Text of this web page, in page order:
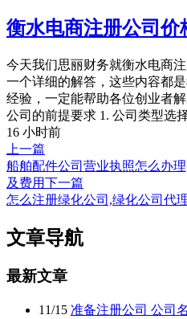
衡水电商注册公司价
今天我们思丽财务就衡水电商
一个详细的解答，这些内容都
经验，一定能帮助各位创业者
公司的前提要求 1. 公司类型选
16 小时前
上一篇
船舶配件公司营业执照怎么办
及费用下一篇
怎么注册绿化公司,绿化公司代
文章导航
最新文章
11/15 准备注册公司 公司名